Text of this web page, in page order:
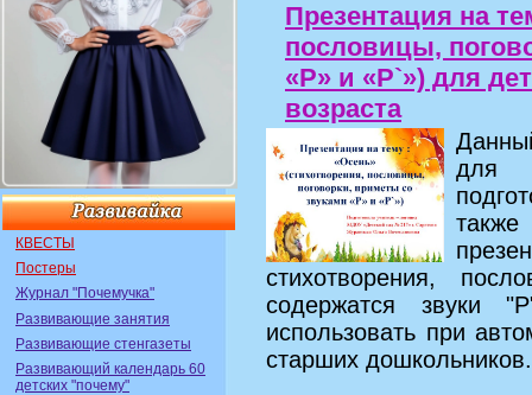
КВЕСТЫ
Постеры
Журнал "Почемучка"
Развивающие занятия
Развивающие стенгазеты
Развивающий календарь 60
детских "почему"
Презентация на
пословицы,
«Р» и «Р`») для
возраста
для
стихотворения,
содержатся звуки
использовать при
старших дошкольников.